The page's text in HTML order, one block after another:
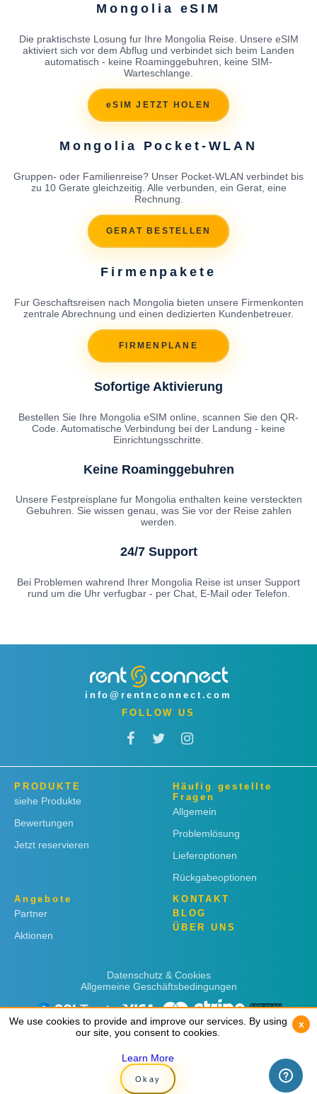
Mongolia eSIM
Die praktischste Losung fur Ihre Mongolia Reise. Unsere eSIM
aktiviert sich vor dem Abflug und verbindet sich beim Landen
automatisch - keine Roaminggebuhren, keine SIM-
Warteschlange.
eSIM JETZT HOLEN
Mongolia Pocket-WLAN
Gruppen- oder Familienreise? Unser Pocket-WLAN verbindet bis
zu 10 Gerate gleichzeitig. Alle verbunden, ein Gerat, eine
Rechnung.
GERAT BESTELLEN
Firmenpakete
Fur Geschaftsreisen nach Mongolia bieten unsere Firmenkonten
zentrale Abrechnung und einen dedizierten Kundenbetreuer.
FIRMENPLANE
Sofortige Aktivierung
Bestellen Sie Ihre Mongolia eSIM online, scannen Sie den QR-
Code. Automatische Verbindung bei der Landung - keine
Einrichtungsschritte.
Keine Roaminggebuhren
Unsere Festpreisplane fur Mongolia enthalten keine versteckten
Gebuhren. Sie wissen genau, was Sie vor der Reise zahlen
werden.
24/7 Support
Bei Problemen wahrend Ihrer Mongolia Reise ist unser Support
rund um die Uhr verfugbar - per Chat, E-Mail oder Telefon.
info@rentnconnect.com
FOLLOW US
PRODUKTE
siehe Produkte
Bewertungen
Jetzt reservieren
Häufig gestellte
Fragen
Allgemein
Problemlösung
Lieferoptionen
Rückgabeoptionen
Angebote
Partner
Aktionen
KONTAKT
BLOG
ÜBER UNS
Datenschutz & Cookies
Allgemeine Geschäftsbedingungen
Copyright © 2019 Rent 'n Connect
We use cookies to provide and improve our services. By using
our site, you consent to cookies.
Learn More
Okay
x
We use cookies to provide and improve our services. By using
our site, you consent to cookies.
Learn More
Okay
x